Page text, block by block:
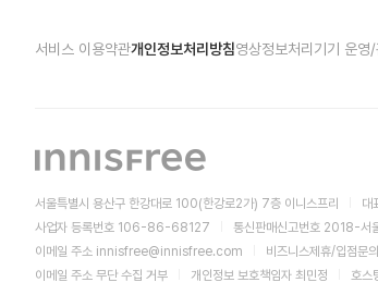
서울특별시 용산구 한강대로 100(한강로2가) 7층 이니스프리
대
사업자 등록번호 106-86-68127
통신판매신고번호 2018-
이메일 주소 innisfree@innisfree.com 비즈니스제휴/입점문의
이메일 주소 무단 수집 거부
개인정보 보호책임자 최민정 호스
서비스 이용약관개인정보처리방침영상정보처리기기 운영